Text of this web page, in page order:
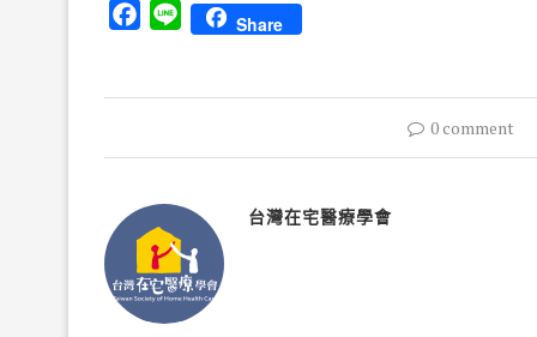
Facebook
Line Share
0 comment
台灣在宅醫療學會